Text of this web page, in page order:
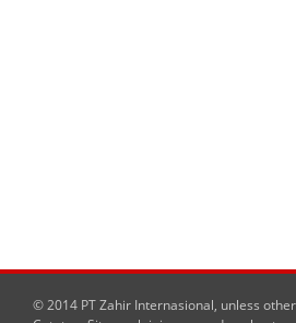
© 2014 PT Zahir Internasional, unless